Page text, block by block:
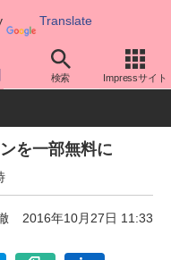
Translate
検索 Impressサイト
プラン・割引
を一部無料に
2016年10月27日 11:33